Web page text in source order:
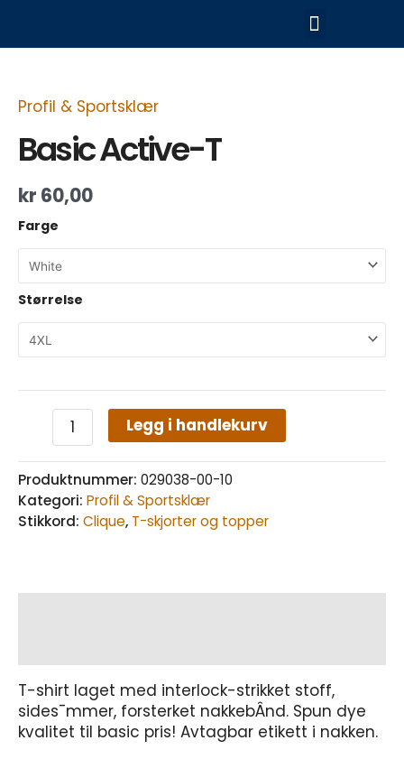
til
Meny
Profil & Sportsklær
Basic Active-T
kr 60,00
Farge
Størrelse
antall
Legg i handlekurv
Produktnummer: 029038-00-10
Kategori: Profil & Sportsklær
Stikkord: Clique, T-skjorter og topper
T-shirt laget med interlock-strikket stoff,
sides¯mmer, forsterket nakkebÂnd. Spun dye
kvalitet til basic pris! Avtagbar etikett i nakken.